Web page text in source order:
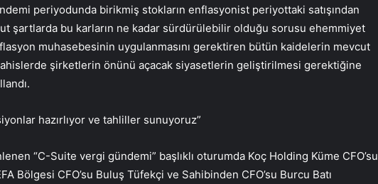
periyodunda birikmiş stokların enflasyonist periyottaki satışından
şartlarda bu karların ne kadar sürdürülebilir olduğu sorusu ehemmiyet
muhasebesinin uygulanmasını gerektiren bütün kaidelerin mevcut
şirketlerin önünü açacak siyasetlerin geliştirilmesi gerektiğine
hazırlıyor ve tahliller sunuyoruz”
“C-Suite vergi gündemi” başlıklı oturumda Koç Holding Küme CFO’su
Bölgesi CFO’su Buluş Tüfekçi ve Sahibinden CFO’su Burcu Batı